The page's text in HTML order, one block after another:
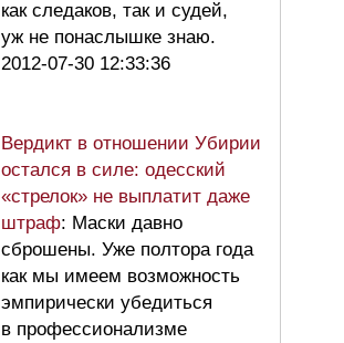
как следаков, так и судей,
уж не понаслышке знаю.
2012-07-30 12:33:36
Вердикт в отношении Убирии
остался в силе: одесский
«стрелок» не выплатит даже
штраф: Маски давно
сброшены. Уже полтора года
как мы имеем возможность
эмпирически убедиться
в профессионализме